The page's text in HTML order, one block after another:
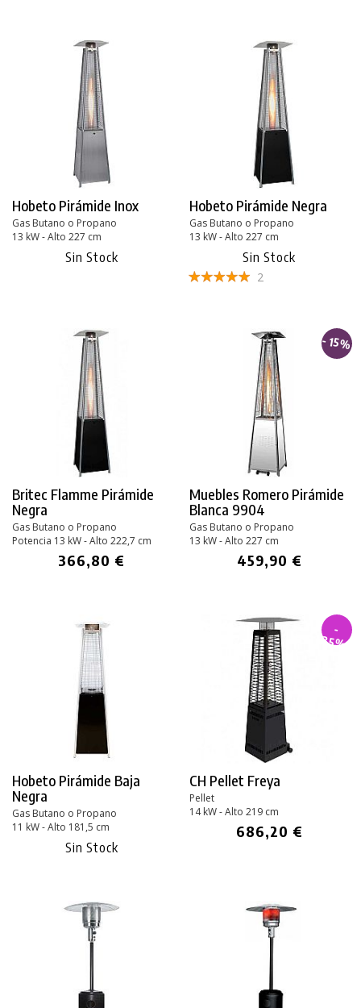
Hobeto Pirámide Inox
Gas Butano o Propano
13 kW - Alto 227 cm
Sin Stock
Hobeto Pirámide Negra
Gas Butano o Propano
13 kW - Alto 227 cm
Sin Stock
2
Britec Flamme Pirámide
Negra
Gas Butano o Propano
Potencia 13 kW - Alto 222,7 cm
366,80 €
- 15%
Muebles Romero Pirámide
Blanca 9904
Gas Butano o Propano
13 kW - Alto 227 cm
459,90 €
Hobeto Pirámide Baja
Negra
Gas Butano o Propano
11 kW - Alto 181,5 cm
Sin Stock
-
35%
CH Pellet Freya
Pellet
14 kW - Alto 219 cm
686,20 €